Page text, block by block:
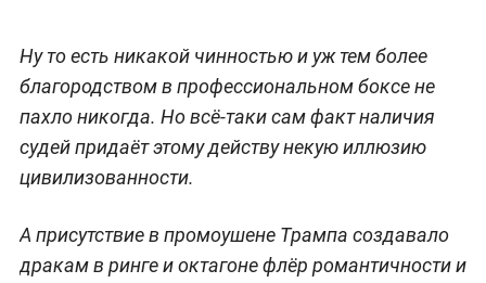
Ну то есть никакой чинностью и уж тем более
благородством в профессиональном боксе не
пахло никогда. Но всё-таки сам факт наличия
судей придаёт этому действу некую иллюзию
цивилизованности.
А присутствие в промоушене Трампа создавало
дракам в ринге и октагоне флёр романтичности и